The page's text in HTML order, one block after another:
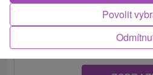
Moderná drevenica v pokojnom
v obci Kokava nad Rimavicou,
Povolit